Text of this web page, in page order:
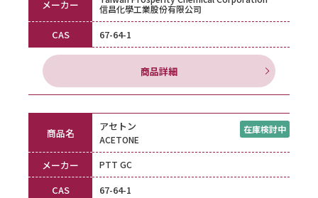
メーカー
信昌化學工業股份有限公司
CAS 67-64-1
商品詳細
商品名 アセトン
ACETONE
メーカー PTT GC
CAS 67-64-1